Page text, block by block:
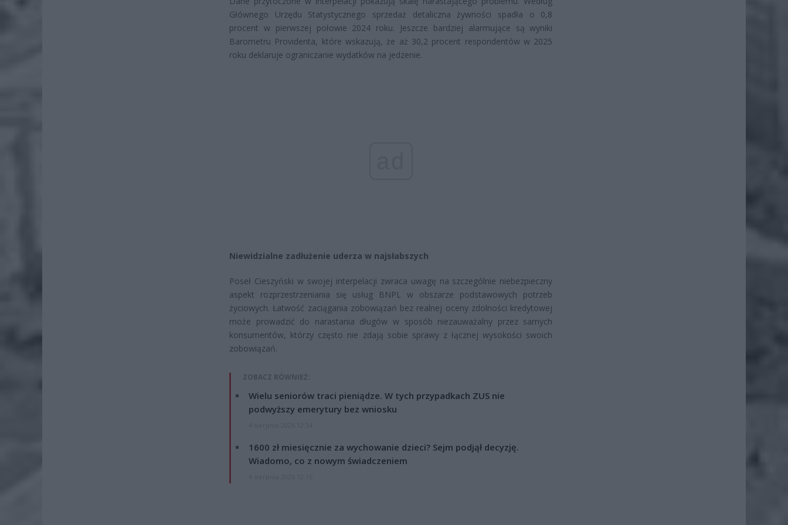
Głównego Urzędu Statystycznego sprzedaż detaliczna żywności spadła o 0,8
procent w pierwszej połowie 2024 roku. Jeszcze bardziej alarmujące są wyniki
Barometru Providenta, które wskazują, że aż 30,2 procent respondentów w 2025
roku deklaruje ograniczanie wydatków na jedzenie.
Niewidzialne zadłużenie uderza w najsłabszych
Poseł Cieszyński w swojej interpelacji zwraca uwagę na szczególnie niebezpieczny
aspekt rozprzestrzeniania się usług BNPL w obszarze podstawowych potrzeb
życiowych. Łatwość zaciągania zobowiązań bez realnej oceny zdolności kredytowej
może prowadzić do narastania długów w sposób niezauważalny przez samych
konsumentów, którzy często nie zdają sobie sprawy z łącznej wysokości swoich
zobowiązań.
ZOBACZ RÓWNIEŻ:
Wielu seniorów traci pieniądze. W tych przypadkach ZUS nie
podwyższy emerytury bez wniosku
1600 zł miesięcznie za wychowanie dzieci? Sejm podjął decyzję.
Wiadomo, co z nowym świadczeniem